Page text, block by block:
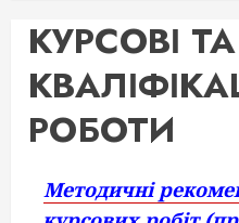
КУРСОВІ ТА
РОБОТИ
Методичні